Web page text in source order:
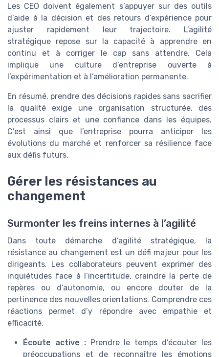
Les CEO doivent également s’appuyer sur des outils
d’aide à la décision et des retours d’expérience pour
ajuster rapidement leur trajectoire. L’agilité
stratégique repose sur la capacité à apprendre en
continu et à corriger le cap sans attendre. Cela
implique une culture d’entreprise ouverte à
l’expérimentation et à l’amélioration permanente.
En résumé, prendre des décisions rapides sans sacrifier
la qualité exige une organisation structurée, des
processus clairs et une confiance dans les équipes.
C’est ainsi que l’entreprise pourra anticiper les
évolutions du marché et renforcer sa résilience face
aux défis futurs.
Gérer les résistances au
changement
Surmonter les freins internes à l’agilité
Dans toute démarche d’agilité stratégique, la
résistance au changement est un défi majeur pour les
dirigeants. Les collaborateurs peuvent exprimer des
inquiétudes face à l’incertitude, craindre la perte de
repères ou d’autonomie, ou encore douter de la
pertinence des nouvelles orientations. Comprendre ces
réactions permet d’y répondre avec empathie et
efficacité.
Écoute active :Prendre le temps d’écouter les
préoccupations et de reconnaître les émotions